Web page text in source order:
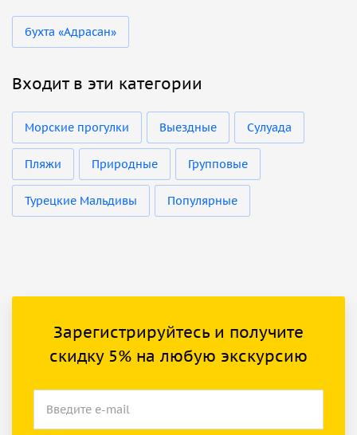
бухта «Адрасан»
Входит в эти категории
Морские прогулки Выездные Сулуада
Пляжи Природные Групповые
Турецкие Мальдивы Популярные
Зарегистрируйтесь и получите
скидку 5% на любую экскурсию